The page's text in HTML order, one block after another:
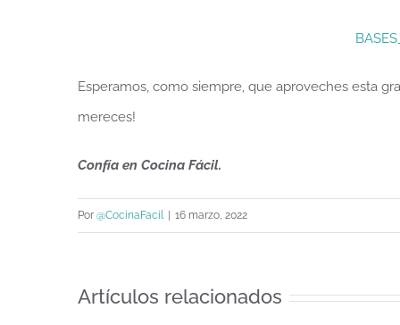
Esperamos, como siempre, que aproveches esta
mereces!
Confía en Cocina Fácil.
Por @CocinaFacil 16 marzo, 2022
Artículos relacionados